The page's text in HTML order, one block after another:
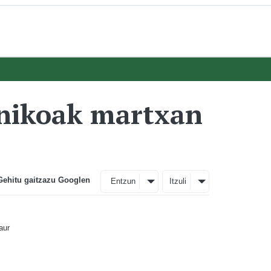
martxan
gaitzazu Googlen Entzun Itzuli